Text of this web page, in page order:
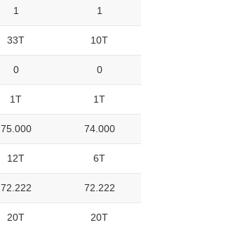
1 1
33T 10T
0 0
1T 1T
75.000 74.000
12T 6T
72.222 72.222
20T 20T